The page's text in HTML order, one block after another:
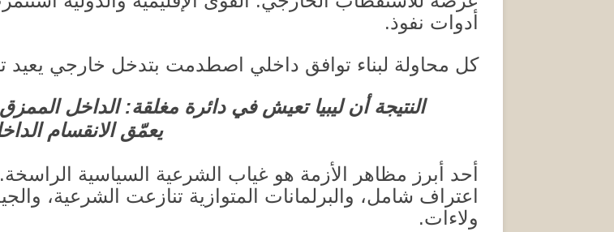
أدوات نفوذ.
كل محاولة لبناء توافق داخلي اصطدمت بتدخل خارجي يعيد
النتيجة أن ليبيا تعيش في دائرة مغلقة:الداخل
يعمّق الانقسام
أحد أبرز مظاهر الأزمة هو غياب الشرعية السياسية الراسخة.
اعتراف شامل، والبرلمانات المتوازية تنازعت
ولاءات.